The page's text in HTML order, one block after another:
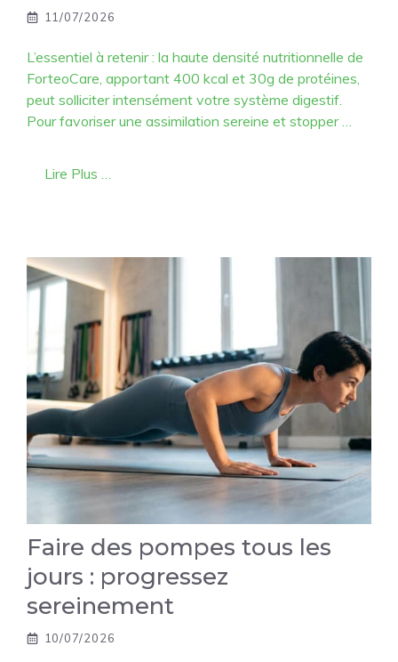
11/07/2026
L’essentiel à retenir : la haute densité nutritionnelle de
ForteoCare, apportant 400 kcal et 30g de protéines,
peut solliciter intensément votre système digestif.
Pour favoriser une assimilation sereine et stopper …
Lire Plus …
Faire des pompes tous les
jours : progressez
sereinement
10/07/2026